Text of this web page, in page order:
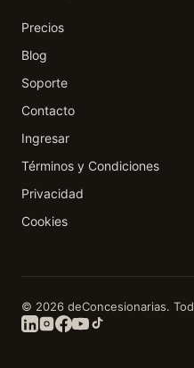
Precios
Blog
Soporte
Contacto
Ingresar
Términos y Condiciones
Privacidad
Cookies
© 2026 deConcesionarias.